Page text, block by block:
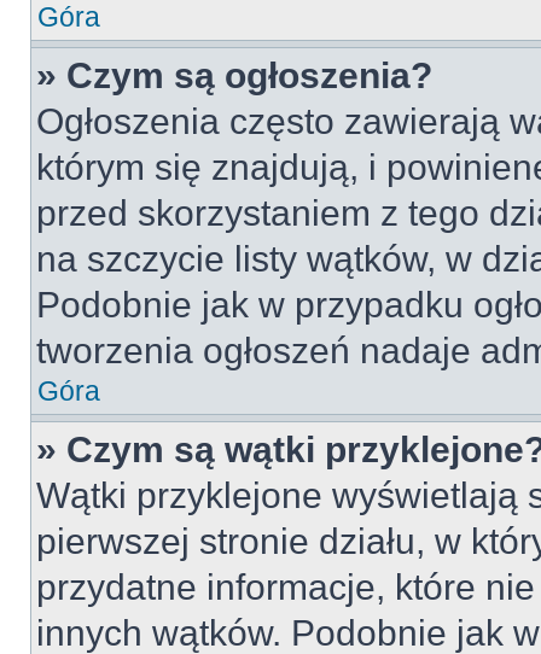
Góra
» Czym są ogłoszenia?
Ogłoszenia często zawierają
którym się znajdują, i
przed skorzystaniem z tego
na szczycie listy wątków, w
Podobnie jak w przypadku
tworzenia ogłoszeń nadaje
Góra
» Czym są wątki
Wątki przyklejone wyświetlają
pierwszej stronie działu, w
przydatne informacje, które
innych wątków. Podobnie jak